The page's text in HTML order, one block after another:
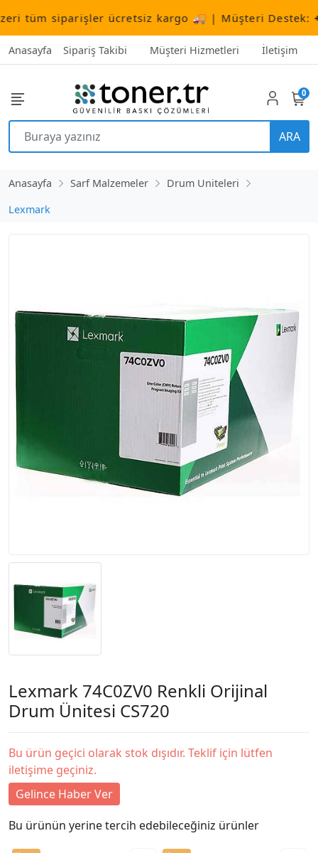
tüm siparişler ücretsiz kargo 🚚 | Müşteri Destek:+90
Anasayfa Sipariş Takibi Müşteri Hizmetleri İletişim
ARA
0
Anasayfa Sarf Malzemeler
Drum Uniteleri
Lexmark
Lexmark 74C0ZV0 Renkli Orijinal
Drum Ünitesi CS720
Bu ürün geçici olarak stok dışıdır. Teklif için lütfen
iletişime geçiniz.
Gelince Haber Ver
Bu ürünün yerine tercih edebileceğiniz ürünler